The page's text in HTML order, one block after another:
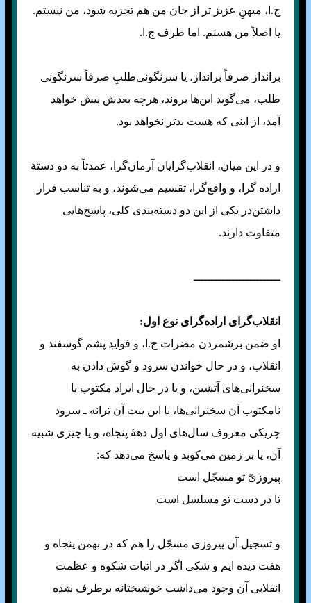
ج.ا، میهنِ عزیز تر از جان من هم تجزیه شود، من نیستم.
یا اصلاً من هستم. اما طرف ج.ا.
برانداز صرفاً برانداز، یا سرنگونی‌طلبِ صرفاً سرنگونی
طلب، می‌گوید این‌ها بروند، هرچه بعدش پیش خواهد
آمد، از اینی که هست بدتر نخواهد بود.
و در این میان، انقلاب‌گرایان آرمان‌گرا، عمدتاً به دو دستهٔ
اراده گرا، و واقع‌گرا، تقسیم می‌شوند، و به تناسب قرار
داشتن‌در یکی از این دو دسته‌بندی کلی، پاسخ‌هایی
متفاوت دارند.
ـــــــــــــــــــــــــ
انقلاب‌گرای اراده‌گرای نوع اول:
او ضمن برشمردن مضرات ج.ا، و فواید پشم گوسفند و
انقلاب، و در حال خواندن سرود و گوش دادن به
سخنرانی‌های آتشین، و یا در حال ایراد مکتوب یا
نامکتوب آن سخنرانی‌ها، با این بیت آن ترانه ـ سرود
چریکی معروف سال‌های اول دههٔ پنجاه، و یا چیزی شبیه
آن، پا بر زمین می‌کوبد و پاسخ می‌دهد که:
پیروزیّ تو مسجّل است
تا در دست تو مسلسل است
و تسجیل آن پیروزی مسجّل را هم که در بهمن پنجاه و
هفت دیده ایم و شکی اگر در اثبات شکوه و عظمت
انقلابی آن وجود می‌داشت خوشبختانه برطرف شده